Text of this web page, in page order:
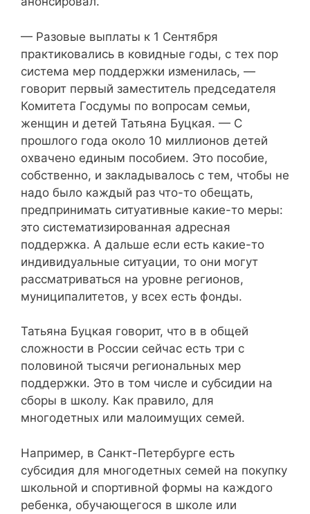
— Разовые выплаты к 1 Сентября
практиковались в ковидные годы, с тех пор
система мер поддержки изменилась, —
говорит первый заместитель председателя
Комитета Госдумы по вопросам семьи,
женщин и детей Татьяна Буцкая. — С
прошлого года около 10 миллионов детей
охвачено единым пособием. Это пособие,
собственно, и закладывалось с тем, чтобы не
надо было каждый раз что-то обещать,
предпринимать ситуативные какие-то меры:
это систематизированная адресная
поддержка. А дальше если есть какие-то
индивидуальные ситуации, то они могут
рассматриваться на уровне регионов,
муниципалитетов, у всех есть фонды.
Татьяна Буцкая говорит, что в в общей
сложности в России сейчас есть три с
половиной тысячи региональных мер
поддержки. Это в том числе и субсидии на
сборы в школу. Как правило, для
многодетных или малоимущих семей.
Например, в Санкт-Петербурге есть
субсидия для многодетных семей на покупку
школьной и спортивной формы на каждого
ребенка, обучающегося в школе или